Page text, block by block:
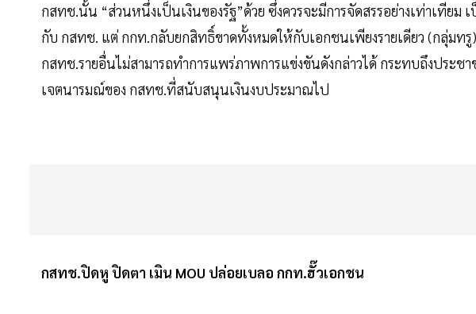
กสทช.นั้น “ส่วนหนึ่งเป็นเงินของรัฐ”ด้วย ซึ่งควรจะมีการจัดสรรอย่างเท่าเทีย
กับ กสทช. แต่ กกท.กลับยกสิทธิ์ขาดทั้งหมดให้กับเอกชนเพียงรายเดียว (กลุ่มท
กสทช.รายอื่นไม่สามารถทำการแพร่ภาพการแข่งขันดังกล่าวได้ กระทบถึงประช
เจตนารมณ์ของ กสทช.ที่สนับสนุนเงินงบประมาณไป
กสทช.ปิดหู ปิดตา เมิน MOU ปล่อยเบลอ กกท.ฮั๊วเอกชน